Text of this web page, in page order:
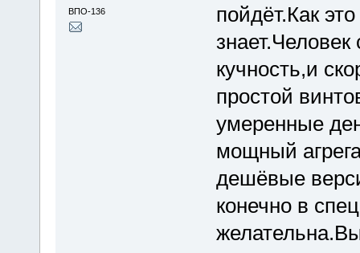
ВПО-136
пойдёт.Как
кучность,и
простой
умеренные
мощный
дешёвые
конечно в